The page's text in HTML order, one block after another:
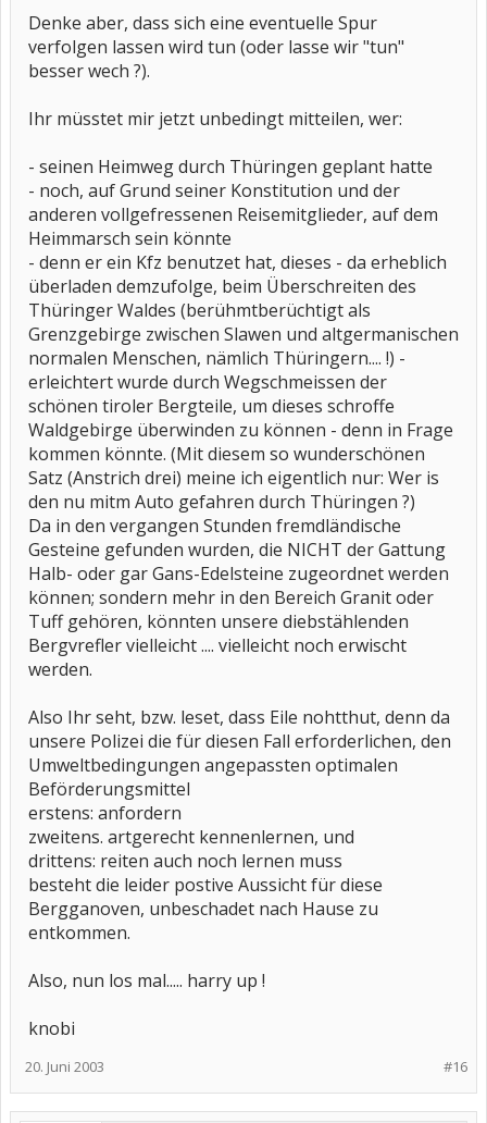
Denke aber, dass sich eine eventuelle Spur
verfolgen lassen wird tun (oder lasse wir "tun"
besser wech ?).
Ihr müsstet mir jetzt unbedingt mitteilen, wer:
- seinen Heimweg durch Thüringen geplant hatte
- noch, auf Grund seiner Konstitution und der
anderen vollgefressenen Reisemitglieder, auf dem
Heimmarsch sein könnte
- denn er ein Kfz benutzet hat, dieses - da erheblich
überladen demzufolge, beim Überschreiten des
Thüringer Waldes (berühmtberüchtigt als
Grenzgebirge zwischen Slawen und altgermanischen
normalen Menschen, nämlich Thüringern.... !) -
erleichtert wurde durch Wegschmeissen der
schönen tiroler Bergteile, um dieses schroffe
Waldgebirge überwinden zu können - denn in Frage
kommen könnte. (Mit diesem so wunderschönen
Satz (Anstrich drei) meine ich eigentlich nur: Wer is
den nu mitm Auto gefahren durch Thüringen ?)
Da in den vergangen Stunden fremdländische
Gesteine gefunden wurden, die NICHT der Gattung
Halb- oder gar Gans-Edelsteine zugeordnet werden
können; sondern mehr in den Bereich Granit oder
Tuff gehören, könnten unsere diebstählenden
Bergvrefler vielleicht .... vielleicht noch erwischt
werden.
Also Ihr seht, bzw. leset, dass Eile nohtthut, denn da
unsere Polizei die für diesen Fall erforderlichen, den
Umweltbedingungen angepassten optimalen
Beförderungsmittel
erstens: anfordern
zweitens. artgerecht kennenlernen, und
drittens: reiten auch noch lernen muss
besteht die leider postive Aussicht für diese
Bergganoven, unbeschadet nach Hause zu
entkommen.
Also, nun los mal..... harry up !
knobi
#16
20. Juni 2003